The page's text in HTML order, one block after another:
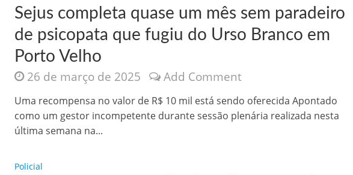
Sejus completa quase um mês sem paradeiro
de psicopata que fugiu do Urso Branco em
Porto Velho
26 de março de 2025 Add Comment
Uma recompensa no valor de R$ 10 mil está sendo oferecida Apontado
como um gestor incompetente durante sessão plenária realizada nesta
última semana na...
Policial